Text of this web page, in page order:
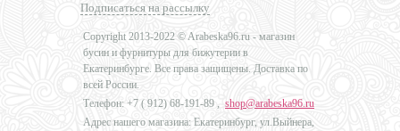
Подписаться на рассылку
Copyright 2013-2022 © Arabeska96.ru - магазин
бусин и фурнитуры для бижутерии в
Екатеринбурге. Все права защищены. Доставка по
всей России.
Телефон: +7 ( 912) 68-191-89 , shop@arabeska96.ru
Адрес нашего магазина: Екатеринбург, ул.Выйнера,